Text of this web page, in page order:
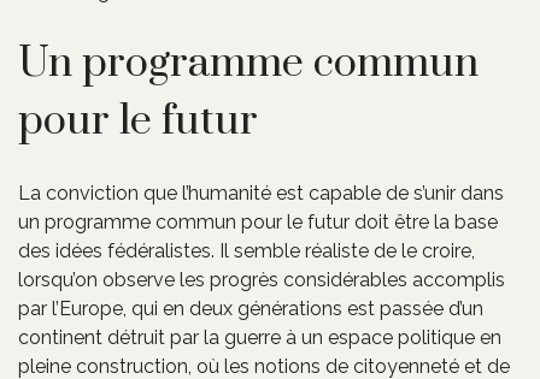
Un programme commun
pour le futur
La conviction que l’humanité est capable de s’unir dans
un programme commun pour le futur doit être la base
des idées fédéralistes. Il semble réaliste de le croire,
lorsqu’on observe les progrès considérables accomplis
par l’Europe, qui en deux générations est passée d’un
continent détruit par la guerre à un espace politique en
pleine construction, où les notions de citoyenneté et de